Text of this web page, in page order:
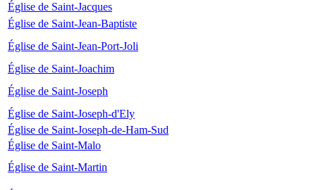
Église de Saint-Jacques
Église de Saint-Jean-Baptiste
Église de Saint-Jean-Port-Joli
Église de Saint-Joachim
Église de Saint-Joseph
Église de Saint-Joseph-d'Ely
Église de Saint-Joseph-de-Ham-Sud
Église de Saint-Malo
Église de Saint-Martin